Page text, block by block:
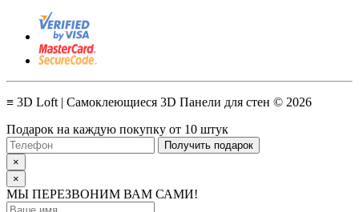
≡ 3D Loft | Самоклеющиеся 3D Панели для стен © 2026
Подарок на каждую покупку от 10 штук
Получить подарок
×
×
МЫ ПЕРЕЗВОНИМ ВАМ САМИ!